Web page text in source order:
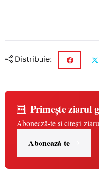
Distribuie:
Primește ziarul
Abonează-te și citești
Abonează-te